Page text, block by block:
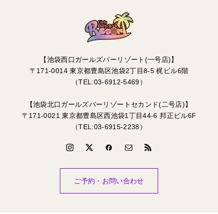
【池袋西口ガールズバーリゾート(一号店)】
〒171-0014 東京都豊島区池袋2丁目8-5 梶ビル6階
（TEL:03-6912-5469）
【池袋北口ガールズバーリゾートセカンド(二号店)】
〒171-0021 東京都豊島区西池袋1丁目44-6 邦正ビル6F
（TEL:03-6915-2238）
ご予約・お問い合わせ